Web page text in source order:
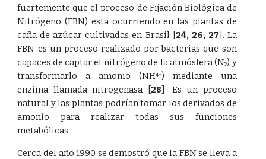
fuertemente que el proceso de Fijación Biológica de
Nitrógeno (FBN) está ocurriendo en las plantas de
caña de azúcar cultivadas en Brasil [24, 26, 27] . La
FBN es un proceso realizado por bacterias que son
capaces de captar el nitrógeno de la atmósfera (N2) y
transformarlo a amonio (NH4+) mediante una
enzima llamada nitrogenasa
[28] . Es un proceso
natural y las plantas podrían tomar los derivados de
amonio para realizar todas sus funciones
metabólicas.
Cerca del año 1990 se demostró que la FBN se lleva a